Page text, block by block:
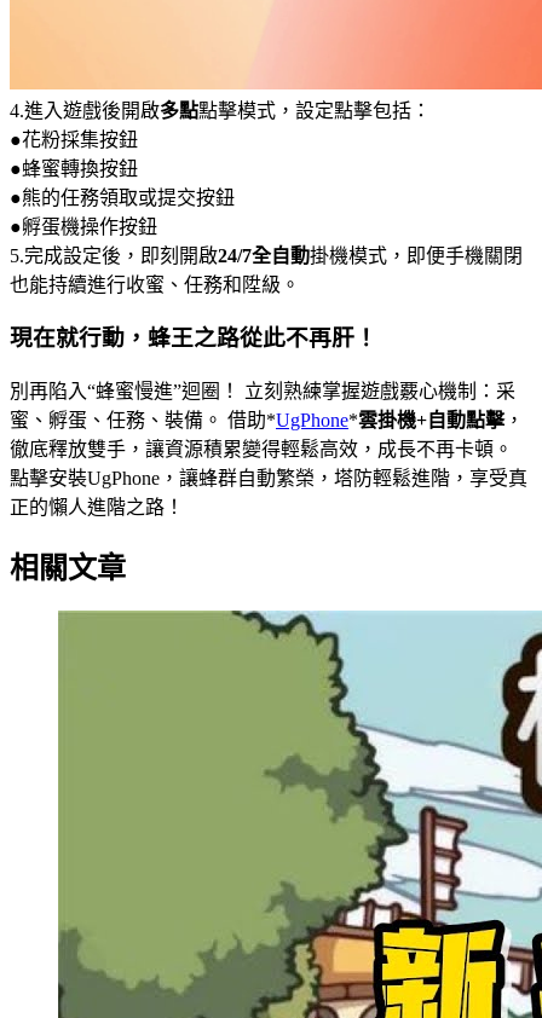
4.進入遊戲後開啟多點點擊模式，設定點擊包括：
●花粉採集按鈕
●蜂蜜轉換按鈕
●熊的任務領取或提交按鈕
●孵蛋機操作按鈕
5.完成設定後，即刻開啟24/7全自動掛機模式，即便手機關閉
也能持續進行收蜜、任務和陞級。
現在就行動，蜂王之路從此不再肝！
別再陷入“蜂蜜慢進”迴圈！ 立刻熟練掌握遊戲覈心機制：采
蜜、孵蛋、任務、裝備。 借助*UgPhone*雲掛機+自動點擊，
徹底釋放雙手，讓資源積累變得輕鬆高效，成長不再卡頓。
點擊安裝UgPhone，讓蜂群自動繁榮，塔防輕鬆進階，享受真
正的懶人進階之路！
相關文章